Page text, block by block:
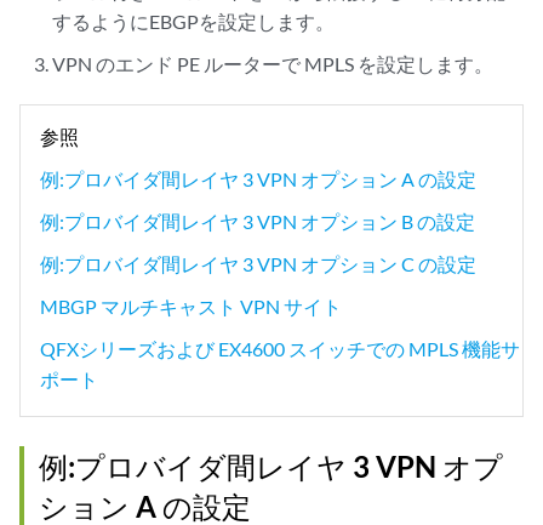
するようにEBGPを設定します。
VPN のエンド PE ルーターで MPLS を設定します。
参照
例:プロバイダ間レイヤ 3 VPN オプション A の設定
例:プロバイダ間レイヤ 3 VPN オプション B の設定
例:プロバイダ間レイヤ 3 VPN オプション C の設定
MBGP マルチキャスト VPN サイト
QFXシリーズおよび EX4600 スイッチでの MPLS 機能サ
ポート
例:プロバイダ間レイヤ 3 VPN オプ
ション A の設定